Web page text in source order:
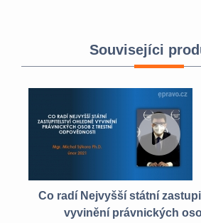
Souvisejíci
Co radí Nejvyšší státní
vyvinění právnických